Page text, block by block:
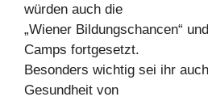
würden auch die
„Wiener Bildungschancen“
Camps fortgesetzt.
Besonders wichtig sei ihr
Gesundheit von